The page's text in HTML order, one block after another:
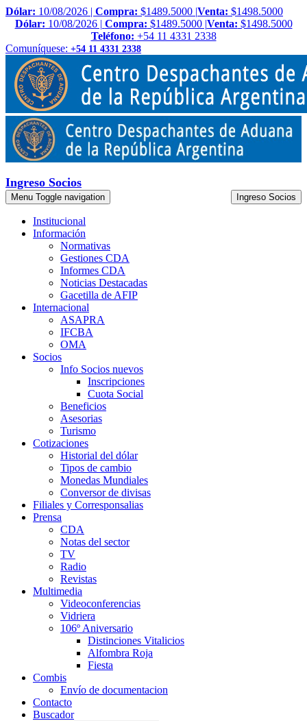
Dólar: 10/08/2026 | Compra: $1489.5000 |Venta: $1498.5000
Dólar: 10/08/2026 | Compra: $1489.5000 |Venta: $1498.5000
Teléfono: +54 11 4331 2338
Comuníquese: +54 11 4331 2338
Ingreso Socios
Menu Toggle navigation Ingreso Socios
Institucional
Información
Normativas
Gestiones CDA
Informes CDA
Noticias Destacadas
Gacetilla de AFIP
Internacional
ASAPRA
IFCBA
OMA
Socios
Info Socios nuevos
Inscripciones
Cuota Social
Beneficios
Asesorias
Turismo
Cotizaciones
Historial del dólar
Tipos de cambio
Monedas Mundiales
Conversor de divisas
Filiales y Corresponsalias
Prensa
CDA
Notas del sector
TV
Radio
Revistas
Multimedia
Videoconferencias
Vidriera
106º Aniversario
Distinciones Vitalicios
Alfombra Roja
Fiesta
Combis
Envío de documentacion
Contacto
Buscador